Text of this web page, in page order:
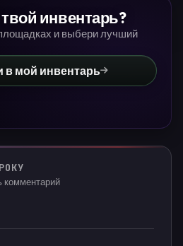
инвентарь?
и выбери лучший
в мой инвентарь
комментарий